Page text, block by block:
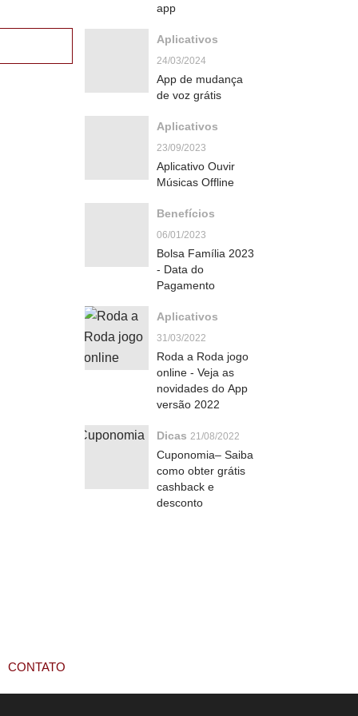
app
Aplicativos
24/03/2024
App de mudança
de voz grátis
Aplicativos
23/09/2023
Aplicativo Ouvir
Músicas Offline
Benefícios
06/01/2023
Bolsa Família 2023
- Data do
Pagamento
Aplicativos
31/03/2022
Roda a Roda jogo
online - Veja as
novidades do App
versão 2022
Dicas 21/08/2022
Cuponomia– Saiba
como obter grátis
cashback e
desconto
CONTATO